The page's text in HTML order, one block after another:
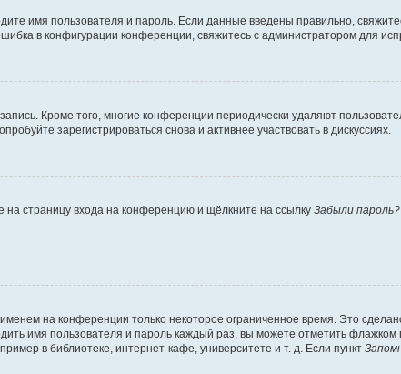
имя пользователя и пароль. Если данные введены правильно,
в конфигурации конференции, свяжитесь с администратором для
Кроме того, многие конференции периодически удаляют
зарегистрироваться снова и активнее участвовать в дискуссиях.
на страницу входа на конференцию и щёлкните на ссылку Забыли пароль?
на конференции только некоторое ограниченное время. Это
имя пользователя и пароль каждый раз, вы можете отметить флажком
в библиотеке, интернет-кафе, университете и т. д. Если пункт